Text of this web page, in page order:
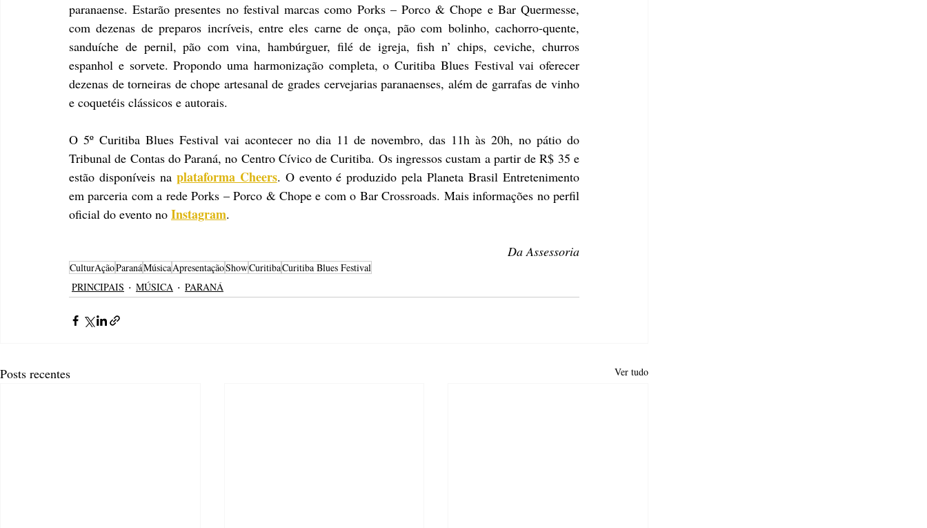
paranaense. Estarão presentes no festival marcas como Porks – Porco & Chope e Bar Quermesse,
com dezenas de preparos incríveis, entre eles carne de onça, pão com bolinho, cachorro-quente,
sanduíche de pernil, pão com vina, hambúrguer, filé de igreja, fish n’ chips, ceviche, churros
espanhol e sorvete. Propondo uma harmonização completa, o Curitiba Blues Festival vai oferecer
dezenas de torneiras de chope artesanal de grades cervejarias paranaenses, além de garrafas de vinho
e coquetéis clássicos e autorais.
O 5º Curitiba Blues Festival vai acontecer no dia 11 de novembro, das 11h às 20h, no pátio do
Tribunal de Contas do Paraná, no Centro Cívico de Curitiba. Os ingressos custam a partir de R$ 35 e
estão disponíveis na plataforma Cheers. O evento é produzido pela Planeta Brasil Entretenimento
em parceria com a rede Porks – Porco & Chope e com o Bar Crossroads. Mais informações no perfil
oficial do evento no Instagram.
Da Assessoria
CulturAçãoParanáMúsicaApresentaçãoShowCuritibaCuritiba Blues Festival
PRINCIPAIS
MÚSICA PARANÁ
Posts recentes Ver tudo